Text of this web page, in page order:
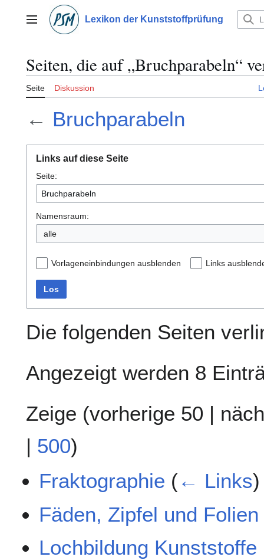
springenHauptmenü Lexikon der Kunststoffprüfung
Seiten, die auf „Bruchparabeln“
Seite Diskussion
← Bruchparabeln
Links auf diese Seite
Seite:
Namensraum:
alle
Vorlageneinbindungen ausblenden Links
Los
Die folgenden Seiten
Angezeigt werden 8
Zeige (vorherige 50 |
| 500)
Fraktographie (← Links)
Fäden, Zipfel und Folien
Lochbildung Kunststoffe